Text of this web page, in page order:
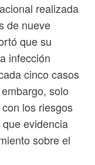
realizada
de nueve
que su
infección
cinco casos
solo
los riesgos
evidencia
sobre el